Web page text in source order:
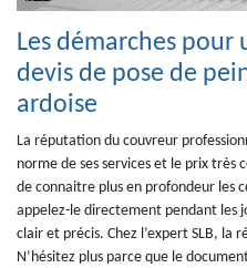
Les démarches pour
devis de pose de
ardoise
La réputation du couvreur
norme de ses services et le prix très
de connaitre plus en profondeur les
appelez-le directement pendant les
clair et précis. Chez l’expert SLB, la
N’hésitez plus parce que le